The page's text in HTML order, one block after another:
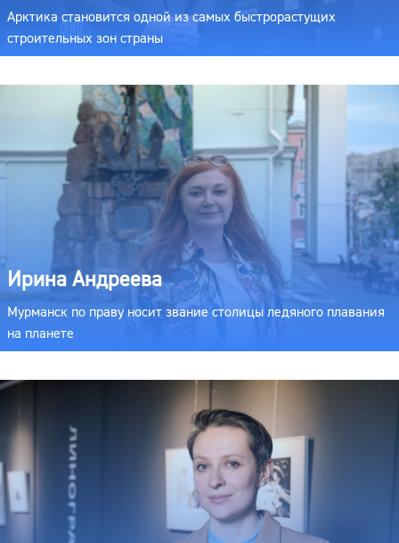
Арктика становится одной из самых быстрорастущих
строительных зон страны
Ирина Андреева
Мурманск по праву носит звание столицы ледяного плавания
на планете